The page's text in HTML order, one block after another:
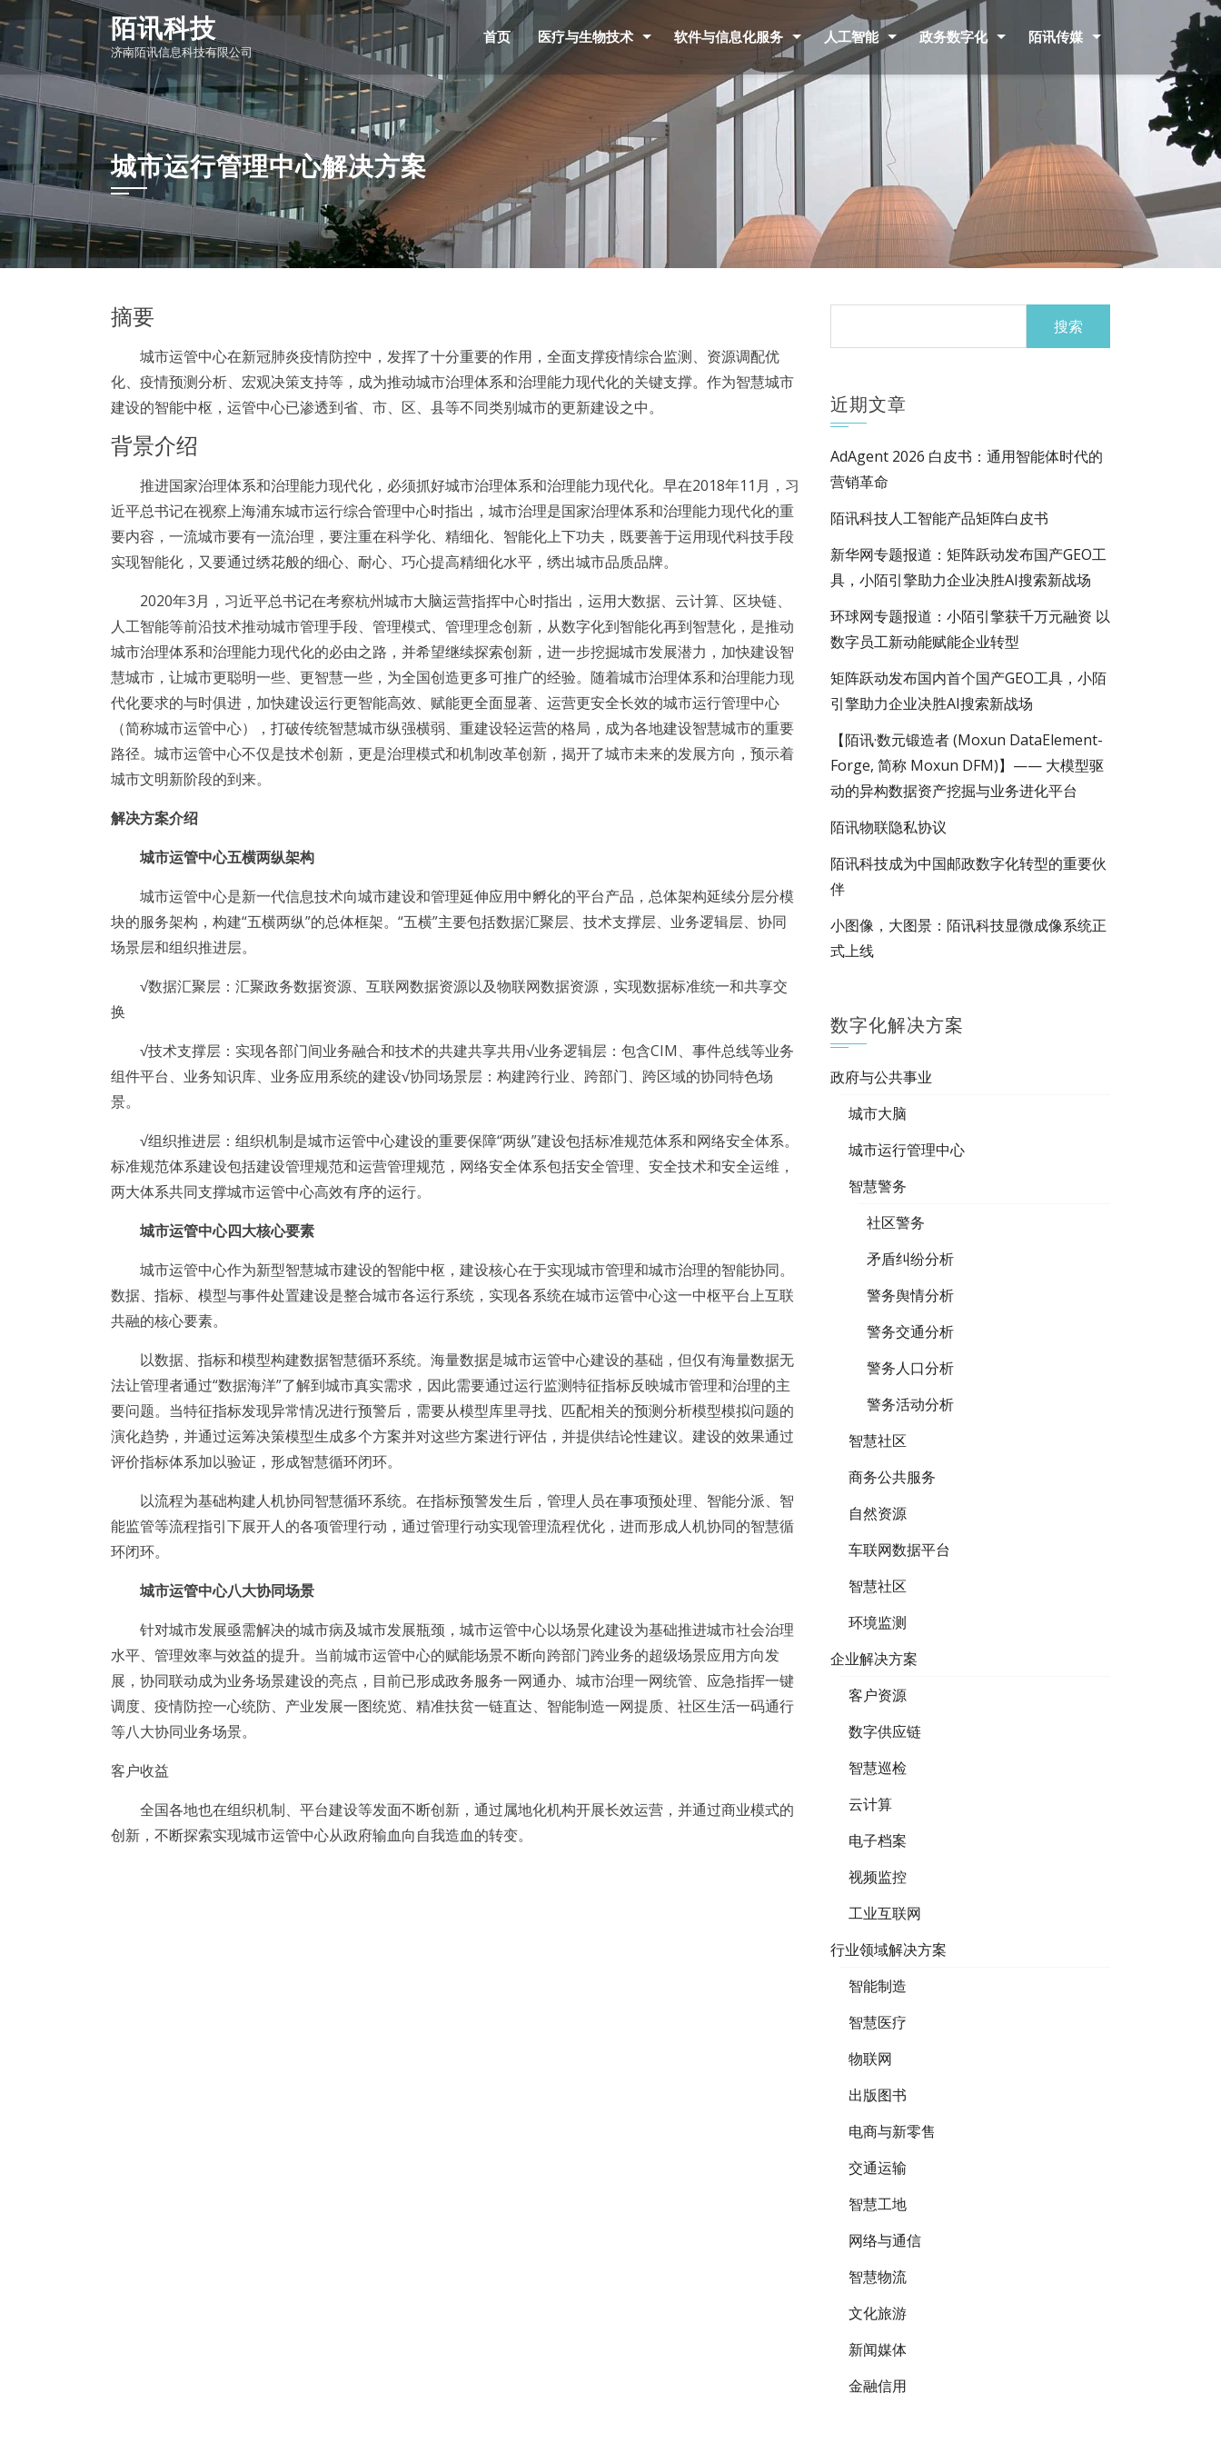
to
content
陌讯科技
济南陌讯信息科技有限公司
首页 医疗与生物技术 软件与信息化服务 人工智能 政务数字化 陌讯传媒
城市运行管理中心解决方案
摘要
城市运管中心在新冠肺炎疫情防控中，发挥了十分重要的作用，全面支撑疫情综合监测、资源调配优
化、疫情预测分析、宏观决策支持等，成为推动城市治理体系和治理能力现代化的关键支撑。作为智慧城市
建设的智能中枢，运管中心已渗透到省、市、区、县等不同类别城市的更新建设之中。
背景介绍
推进国家治理体系和治理能力现代化，必须抓好城市治理体系和治理能力现代化。早在2018年11月，习
近平总书记在视察上海浦东城市运行综合管理中心时指出，城市治理是国家治理体系和治理能力现代化的重
要内容，一流城市要有一流治理，要注重在科学化、精细化、智能化上下功夫，既要善于运用现代科技手段
实现智能化，又要通过绣花般的细心、耐心、巧心提高精细化水平，绣出城市品质品牌。
2020年3月，习近平总书记在考察杭州城市大脑运营指挥中心时指出，运用大数据、云计算、区块链、
人工智能等前沿技术推动城市管理手段、管理模式、管理理念创新，从数字化到智能化再到智慧化，是推动
城市治理体系和治理能力现代化的必由之路，并希望继续探索创新，进一步挖掘城市发展潜力，加快建设智
慧城市，让城市更聪明一些、更智慧一些，为全国创造更多可推广的经验。随着城市治理体系和治理能力现
代化要求的与时俱进，加快建设运行更智能高效、赋能更全面显著、运营更安全长效的城市运行管理中心
（简称城市运管中心），打破传统智慧城市纵强横弱、重建设轻运营的格局，成为各地建设智慧城市的重要
路径。城市运管中心不仅是技术创新，更是治理模式和机制改革创新，揭开了城市未来的发展方向，预示着
城市文明新阶段的到来。
解决方案介绍
城市运管中心五横两纵架构
城市运管中心是新一代信息技术向城市建设和管理延伸应用中孵化的平台产品，总体架构延续分层分模
块的服务架构，构建“五横两纵”的总体框架。“五横”主要包括数据汇聚层、技术支撑层、业务逻辑层、协同
场景层和组织推进层。
√数据汇聚层：汇聚政务数据资源、互联网数据资源以及物联网数据资源，实现数据标准统一和共享交
换
√技术支撑层：实现各部门间业务融合和技术的共建共享共用√业务逻辑层：包含CIM、事件总线等业务
组件平台、业务知识库、业务应用系统的建设√协同场景层：构建跨行业、跨部门、跨区域的协同特色场
景。
√组织推进层：组织机制是城市运管中心建设的重要保障“两纵”建设包括标准规范体系和网络安全体系。
标准规范体系建设包括建设管理规范和运营管理规范，网络安全体系包括安全管理、安全技术和安全运维，
两大体系共同支撑城市运管中心高效有序的运行。
城市运管中心四大核心要素
城市运管中心作为新型智慧城市建设的智能中枢，建设核心在于实现城市管理和城市治理的智能协同。
数据、指标、模型与事件处置建设是整合城市各运行系统，实现各系统在城市运管中心这一中枢平台上互联
共融的核心要素。
以数据、指标和模型构建数据智慧循环系统。海量数据是城市运管中心建设的基础，但仅有海量数据无
法让管理者通过“数据海洋”了解到城市真实需求，因此需要通过运行监测特征指标反映城市管理和治理的主
要问题。当特征指标发现异常情况进行预警后，需要从模型库里寻找、匹配相关的预测分析模型模拟问题的
演化趋势，并通过运筹决策模型生成多个方案并对这些方案进行评估，并提供结论性建议。建设的效果通过
评价指标体系加以验证，形成智慧循环闭环。
以流程为基础构建人机协同智慧循环系统。在指标预警发生后，管理人员在事项预处理、智能分派、智
能监管等流程指引下展开人的各项管理行动，通过管理行动实现管理流程优化，进而形成人机协同的智慧循
环闭环。
城市运管中心八大协同场景
针对城市发展亟需解决的城市病及城市发展瓶颈，城市运管中心以场景化建设为基础推进城市社会治理
水平、管理效率与效益的提升。当前城市运管中心的赋能场景不断向跨部门跨业务的超级场景应用方向发
展，协同联动成为业务场景建设的亮点，目前已形成政务服务一网通办、城市治理一网统管、应急指挥一键
调度、疫情防控一心统防、产业发展一图统览、精准扶贫一链直达、智能制造一网提质、社区生活一码通行
等八大协同业务场景。
客户收益
全国各地也在组织机制、平台建设等发面不断创新，通过属地化机构开展长效运营，并通过商业模式的
创新，不断探索实现城市运管中心从政府输血向自我造血的转变。
近期文章
AdAgent 2026 白皮书：通用智能体时代的
营销革命
陌讯科技人工智能产品矩阵白皮书
新华网专题报道：矩阵跃动发布国产GEO工
具，小陌引擎助力企业决胜AI搜索新战场
环球网专题报道：小陌引擎获千万元融资 以
数字员工新动能赋能企业转型
矩阵跃动发布国内首个国产GEO工具，小陌
引擎助力企业决胜AI搜索新战场
【陌讯·数元锻造者 (Moxun DataElement-
Forge, 简称 Moxun DFM)】—— 大模型驱
动的异构数据资产挖掘与业务进化平台
陌讯物联隐私协议
陌讯科技成为中国邮政数字化转型的重要伙
伴
小图像，大图景：陌讯科技显微成像系统正
式上线
数字化解决方案
政府与公共事业
城市大脑
城市运行管理中心
智慧警务
社区警务
矛盾纠纷分析
警务舆情分析
警务交通分析
警务人口分析
警务活动分析
智慧社区
商务公共服务
自然资源
车联网数据平台
智慧社区
环境监测
企业解决方案
客户资源
数字供应链
智慧巡检
云计算
电子档案
视频监控
工业互联网
行业领域解决方案
智能制造
智慧医疗
物联网
出版图书
电商与新零售
交通运输
智慧工地
网络与通信
智慧物流
文化旅游
新闻媒体
金融信用